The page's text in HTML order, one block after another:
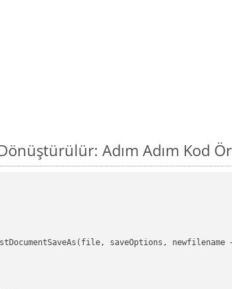
Adım Adım Kod
saveOptions, newfilename